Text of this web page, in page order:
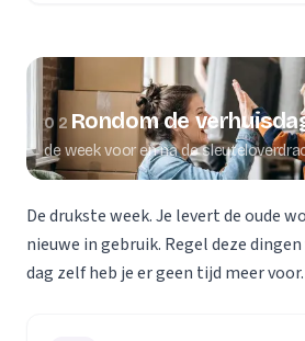
02 Rondom de
de week voor en na de
De drukste week. Je levert de oude
nieuwe in gebruik. Regel deze
dag zelf heb je er geen tijd meer voor.